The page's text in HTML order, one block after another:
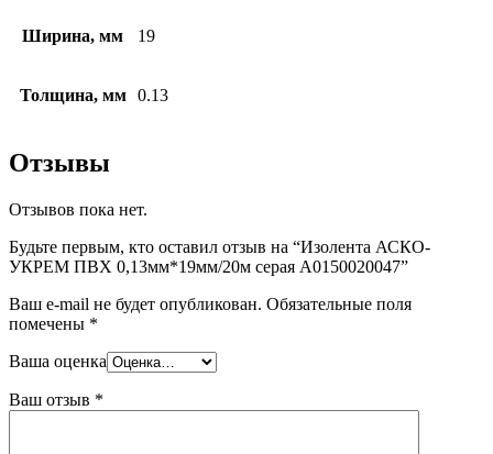
Ширина, мм 19
Толщина, мм 0.13
Отзывы
Отзывов пока нет.
Будьте первым, кто оставил отзыв на “Изолента АСКО-
УКРЕМ ПВХ 0,13мм*19мм/20м серая A0150020047”
Ваш e-mail не будет опубликован. Обязательные поля
помечены *
Ваша оценка
Ваш отзыв *